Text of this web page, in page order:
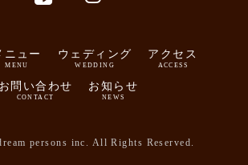
ニュー
MENU
ウェディング
WEDDING
アクセス
ACCESS
お問い合わせ
CONTACT
お知らせ
NEWS
persons inc. All Rights Reserved.